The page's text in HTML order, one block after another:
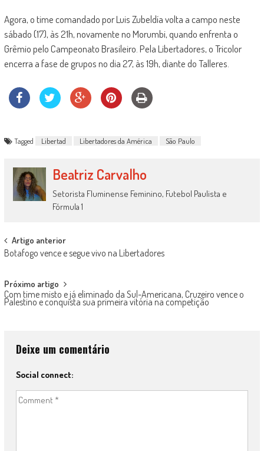
Agora, o time comandado por Luis Zubeldía volta a campo neste
sábado (17), às 21h, novamente no Morumbi, quando enfrenta o
Grêmio pelo Campeonato Brasileiro. Pela Libertadores, o Tricolor
encerra a fase de grupos no dia 27, às 19h, diante do Talleres.
Tagged Libertad Libertadores da América São Paulo
Beatriz Carvalho
Setorista Fluminense Feminino, Futebol Paulista e
Fórmula 1
Post
navigation
Artigo anterior
Botafogo vence e segue vivo na Libertadores
Próximo artigo
Com time misto e já eliminado da Sul-Americana, Cruzeiro vence o
Palestino e conquista sua primeira vitória na competição
Deixe um comentário
Social connect: